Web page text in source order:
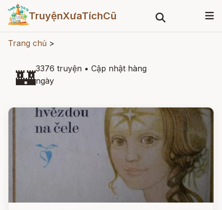
TruyệnXưaTíchCũ
Trang chủ >
🏰3376 truyện • Cập nhật hàng
ngày